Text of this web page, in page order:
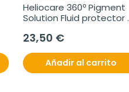
Heliocare 360º Pigment
Solution Fluid protector
23,50 €
Añadir al carrito